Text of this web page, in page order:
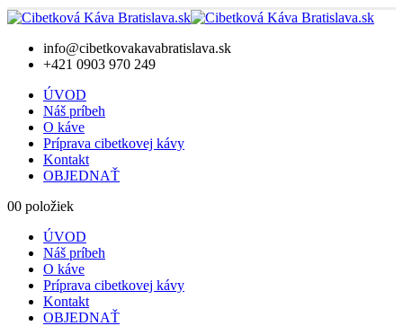
info@cibetkovakavabratislava.sk
+421 0903 970 249
ÚVOD
Náš príbeh
O káve
Príprava cibetkovej kávy
Kontakt
OBJEDNAŤ
00 položiek
ÚVOD
Náš príbeh
O káve
Príprava cibetkovej kávy
Kontakt
OBJEDNAŤ